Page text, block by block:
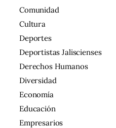
Comunidad
Cultura
Deportes
Deportistas Jaliscienses
Derechos Humanos
Diversidad
Economía
Educación
Empresarios